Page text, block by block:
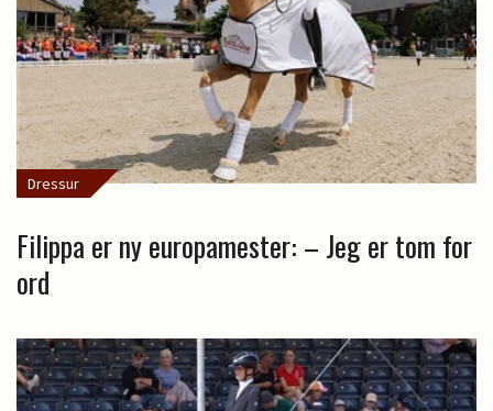
Dressur
Filippa er ny europamester: – Jeg er tom for
ord